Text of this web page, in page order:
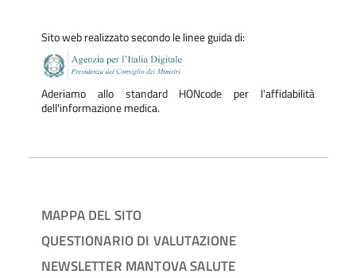
Sito web realizzato secondo le linee guida di:
Aderiamo allo standard HONcode per l'affidabilità
dell'informazione medica.
MAPPA DEL SITO
QUESTIONARIO DI VALUTAZIONE
NEWSLETTER MANTOVA SALUTE